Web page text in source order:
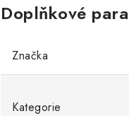
Doplňkové
Značka
Kategorie